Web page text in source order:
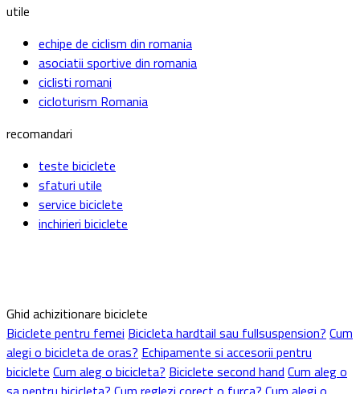
utile
echipe de ciclism din romania
asociatii sportive din romania
ciclisti romani
cicloturism Romania
recomandari
teste biciclete
sfaturi utile
service biciclete
inchirieri biciclete
Ghid achizitionare biciclete
Biciclete pentru femei Bicicleta hardtail sau fullsuspension? Cum
alegi o bicicleta de oras? Echipamente si accesorii pentru
biciclete Cum aleg o bicicleta? Biciclete second hand Cum aleg o